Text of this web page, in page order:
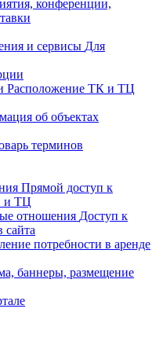
конференции,
и сервисы Для
Расположение ТК и ТЦ
об объектах
терминов
Прямой доступ к
и ТЦ
отношения Доступ к
сайта
потребности в аренде
баннеры, размещение